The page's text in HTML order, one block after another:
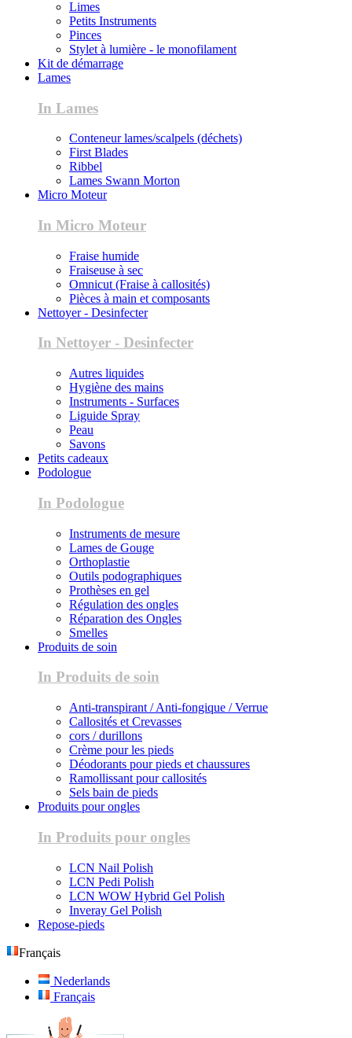
Limes
Petits Instruments
Pinces
Stylet à lumière - le monofilament
Kit de démarrage
Lames
In Lames
Conteneur lames/scalpels (déchets)
First Blades
Ribbel
Lames Swann Morton
Micro Moteur
In Micro Moteur
Fraise humide
Fraiseuse à sec
Omnicut (Fraise à callosités)
Pièces à main et composants
Nettoyer - Desinfecter
In Nettoyer - Desinfecter
Autres liquides
Hygiène des mains
Instruments - Surfaces
Liguide Spray
Peau
Savons
Petits cadeaux
Podologue
In Podologue
Instruments de mesure
Lames de Gouge
Orthoplastie
Outils podographiques
Prothèses en gel
Régulation des ongles
Réparation des Ongles
Smelles
Produits de soin
In Produits de soin
Anti-transpirant / Anti-fongique / Verrue
Callosités et Crevasses
cors / durillons
Crème pour les pieds
Déodorants pour pieds et chaussures
Ramollissant pour callosités
Sels bain de pieds
Produits pour ongles
In Produits pour ongles
LCN Nail Polish
LCN Pedi Polish
LCN WOW Hybrid Gel Polish
Inveray Gel Polish
Repose-pieds
Français
Nederlands
Français